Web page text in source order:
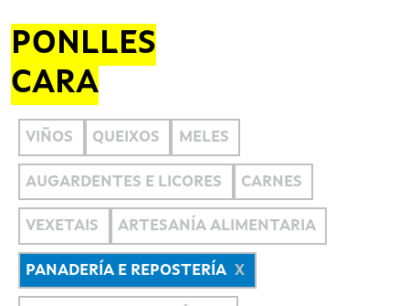
PONLLES
CARA
VIÑOS QUEIXOS MELES
AUGARDENTES E LICORES CARNES
VEXETAIS ARTESANÍA ALIMENTARIA
PANADERÍA E REPOSTERÍA